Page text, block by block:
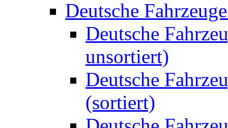
Deutsche
Deutsche
unsortiert)
Deutsche
(sortiert)